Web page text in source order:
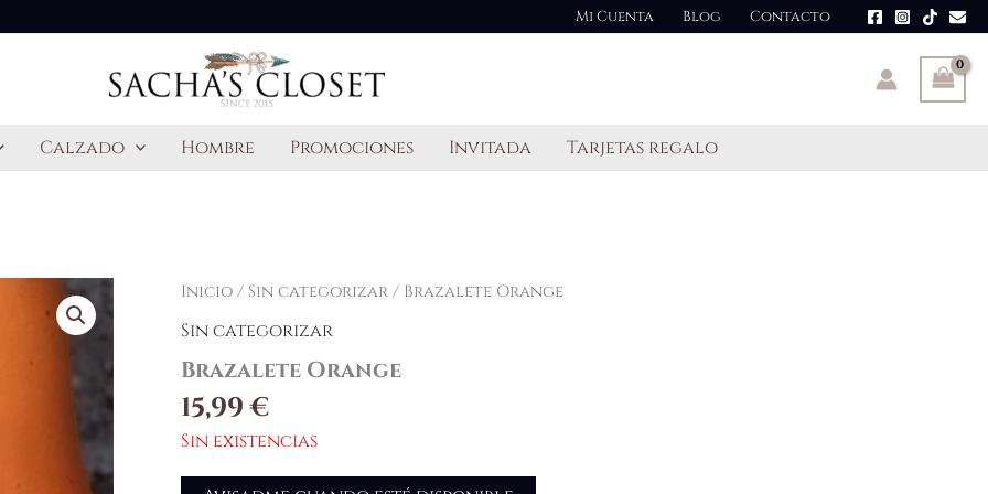
Mi Cuenta Blog Contacto
Calzado Hombre Promociones Invitada Tarjetas regalo
Inicio/ Sin categorizar/ Brazalete Orange
Sin categorizar
Brazalete Orange
15,99€
Sin existencias